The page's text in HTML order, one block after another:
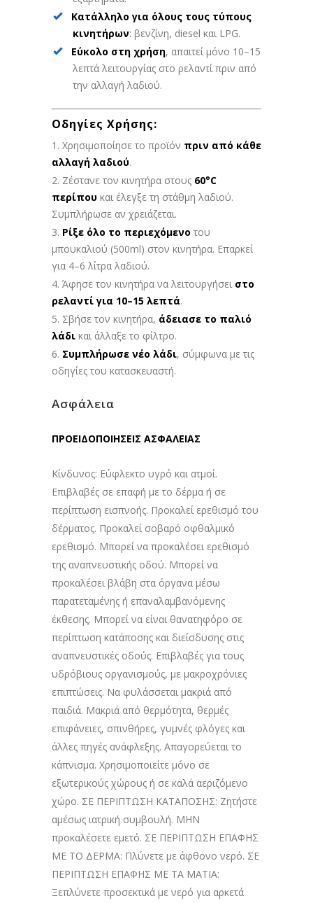
Κατάλληλο για όλους τους τύπους
κινητήρων: βενζίνη, diesel και LPG.
Εύκολο στη χρήση, απαιτεί μόνο 10–15
λεπτά λειτουργίας στο ρελαντί πριν από
την αλλαγή λαδιού.
Οδηγίες Χρήσης:
Χρησιμοποίησε το προϊόν πριν από κάθε
αλλαγή λαδιού.
Ζέστανε τον κινητήρα στους 60°C
περίπου και έλεγξε τη στάθμη λαδιού.
Συμπλήρωσε αν χρειάζεται.
Ρίξε όλο το περιεχόμενο του
μπουκαλιού (500ml) στον κινητήρα. Επαρκεί
για 4–6 λίτρα λαδιού.
Άφησε τον κινητήρα να λειτουργήσει στο
ρελαντί για 10–15 λεπτά.
Σβήσε τον κινητήρα, άδειασε το παλιό
λάδι και άλλαξε το φίλτρο.
Συμπλήρωσε νέο λάδι, σύμφωνα με τις
οδηγίες του κατασκευαστή.
Ασφάλεια
ΠΡΟΕΙΔΟΠΟΙΗΣΕΙΣ ΑΣΦΑΛΕΙΑΣ
Κίνδυνος: Εύφλεκτο υγρό και ατμοί.
Επιβλαβές σε επαφή με το δέρμα ή σε
περίπτωση εισπνοής. Προκαλεί ερεθισμό του
δέρματος. Προκαλεί σοβαρό οφθαλμικό
ερεθισμό. Μπορεί να προκαλέσει ερεθισμό
της αναπνευστικής οδού. Μπορεί να
προκαλέσει βλάβη στα όργανα μέσω
παρατεταμένης ή επαναλαμβανόμενης
έκθεσης. Μπορεί να είναι θανατηφόρο σε
περίπτωση κατάποσης και διείσδυσης στις
αναπνευστικές οδούς. Επιβλαβές για τους
υδρόβιους οργανισμούς, με μακροχρόνιες
επιπτώσεις. Να φυλάσσεται μακριά από
παιδιά. Μακριά από θερμότητα, θερμές
επιφάνειες, σπινθήρες, γυμνές φλόγες και
άλλες πηγές ανάφλεξης. Απαγορεύεται το
κάπνισμα. Χρησιμοποιείτε μόνο σε
εξωτερικούς χώρους ή σε καλά αεριζόμενο
χώρο. ΣΕ ΠΕΡΙΠΤΩΣΗ ΚΑΤΑΠΟΣΗΣ: Ζητήστε
αμέσως ιατρική συμβουλή. ΜΗΝ
προκαλέσετε εμετό. ΣΕ ΠΕΡΙΠΤΩΣΗ ΕΠΑΦΗΣ
ΜΕ ΤΟ ΔΕΡΜΑ: Πλύνετε με άφθονο νερό. ΣΕ
ΠΕΡΙΠΤΩΣΗ ΕΠΑΦΗΣ ΜΕ ΤΑ ΜΑΤΙΑ:
Ξεπλύνετε προσεκτικά με νερό για αρκετά